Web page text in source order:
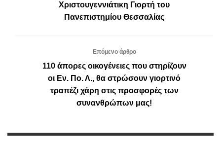
Χριστουγεννιάτικη Γιορτή του
Πανεπιστημίου Θεσσαλίας
Επόμενο άρθρο
110 άπορες οικογένειες που στηρίζουν
οι Εν. Πο. Λ., θα στρώσουν γιορτινό
τραπέζι χάρη στις προσφορές των
συνανθρώπων μας!